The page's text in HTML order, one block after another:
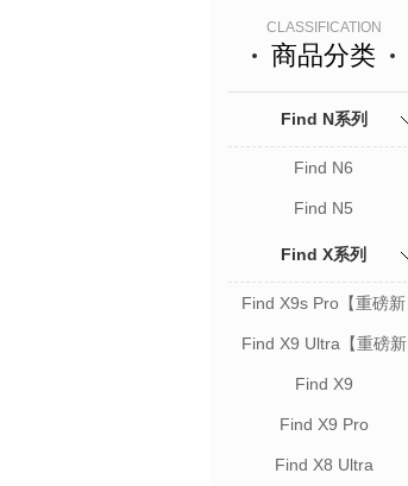
CLASSIFICATION
商品分类
Find N系列
Find N6
Find N5
Find X系列
Find X9s Pro【重磅新
Find X9 Ultra【重磅新
Find X9
Find X9 Pro
Find X8 Ultra